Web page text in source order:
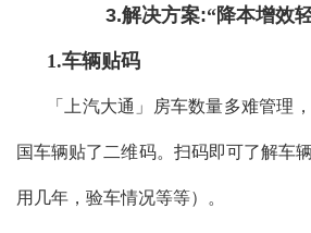
3.解决方案:“降本增效
1.车辆贴码
「上汽大通」房车数量多难管理
国车辆贴了二维码。扫码即可了解车
用几年，验车情况等等）。